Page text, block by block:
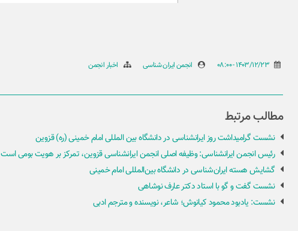
انجمن ایران شناسی اخبار انجمن
مطالب مرتبط
نشست گرامیداشت روز ایرانشناسی در دانشگاه بین المللی امام خمینی (ره) قزوین
رئیس انجمن ایرانشناسی: وظیفه اصلی انجمن ایرانشناسی قزوین، تمرکز بر هویت بومی است
گشایش هسته ایران‌شناسی در دانشگاه بین‌المللی امام خمینی
نشست گفت و گو با استاد دکتر عارف نوشاهی
نشست: یادبود محمود کیانوش؛ شاعر، نویسنده و مترجم ادبی